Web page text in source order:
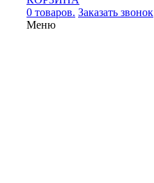
0 товаров. Заказать звонок
Меню